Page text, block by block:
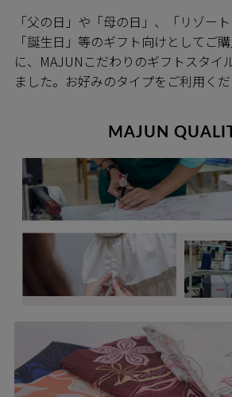
「父の日」や「母の日」、「リゾー
「誕生日」等のギフト向けとしてご
に、MAJUNこだわりのギフトスタイ
ました。お好みのタイプをご利用くだ
MAJUN